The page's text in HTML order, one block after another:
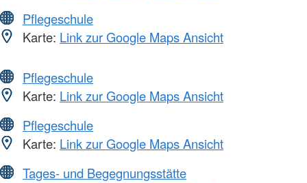
Pflegeschule
Karte: Link zur Google Maps Ansicht
Pflegeschule
Karte: Link zur Google Maps Ansicht
Pflegeschule
Karte: Link zur Google Maps Ansicht
Tages- und Begegnungsstätte